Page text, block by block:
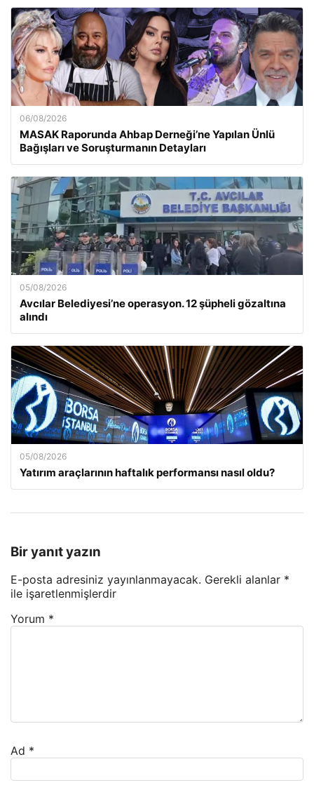
06/08/2026
MASAK Raporunda Ahbap Derneği’ne Yapılan Ünlü
Bağışları ve Soruşturmanın Detayları
05/08/2026
Avcılar Belediyesi’ne operasyon. 12 şüpheli gözaltına
alındı
05/08/2026
Yatırım araçlarının haftalık performansı nasıl oldu?
Bir yanıt yazın
E-posta adresiniz yayınlanmayacak. Gerekli alanlar *
ile işaretlenmişlerdir
Yorum *
Ad *